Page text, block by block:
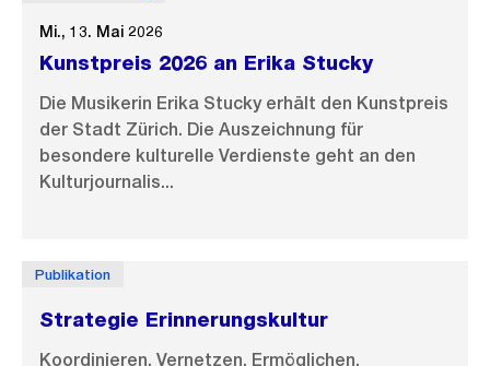
Mi., 13. Mai 2026
Kunstpreis 2026 an Erika Stucky
Die Musikerin Erika Stucky erhält den Kunstpreis
der Stadt Zürich. Die Auszeichnung für
besondere kulturelle Verdienste geht an den
Kulturjournalis...
Publikation
Strategie Erinnerungskultur
Koordinieren. Vernetzen. Ermöglichen.